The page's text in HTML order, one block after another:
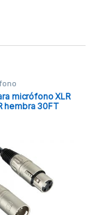
micrófono XLR
hembra 30FT